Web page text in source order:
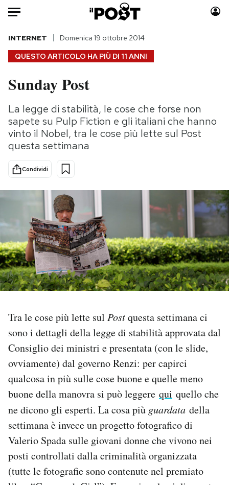
Auto
HOME
Italia
Politica
Tecnologia
Internet
Scienza
Cultura
Economia
Consumismi
Storie/Idee
Altrecose
Mondiali calcio 2026
PODCAST
NEWSLETTER
I MIEI PREFERITI
SHOP
CALENDARIO
AREA PERSONALE
Area Personale
Newsletter
Notifiche mobile
Regala il Post
QUESTO ARTICOLO HA PIÙ DI 11 ANNI
INTERNET Domenica 19 ottobre 2014
Sunday Post
La legge di stabilità, le cose che forse non
sapete su Pulp Fiction e gli italiani che hanno
vinto il Nobel, tra le cose più lette sul Post
questa settimana
Condividi
Tra le cose più lette sul Postquesta settimana ci
sono i dettagli della legge di stabilità approvata dal
Consiglio dei ministri e presentata (con le slide,
ovviamente) dal governo Renzi: per capirci
qualcosa in più sulle cose buone e quelle meno
buone della manovra si può leggere qui quello che
ne dicono gli esperti. La cosa più guardata della
settimana è invece un progetto fotografico di
Valerio Spada sulle giovani donne che vivono nei
posti controllati dalla criminalità organizzata
(tutte le fotografie sono contenute nel premiato